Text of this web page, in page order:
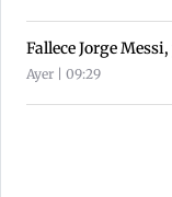
Fallece Jorge
Ayer | 09:29